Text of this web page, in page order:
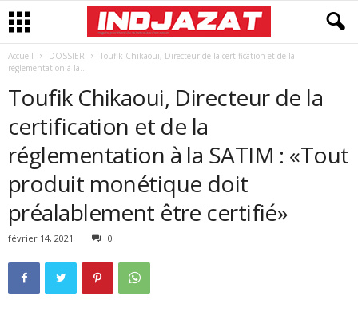
Accueil DOSSIER
Toufik Chikaoui, Directeur de la certification et de la
réglementation à la...
Toufik Chikaoui, Directeur de la
certification et de la
réglementation à la SATIM : «Tout
produit monétique doit
préalablement être certifié»
février 14, 2021 0